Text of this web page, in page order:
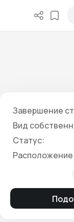
Завершение
Вид
Статус: